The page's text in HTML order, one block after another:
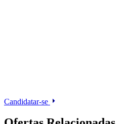
Candidatar-se